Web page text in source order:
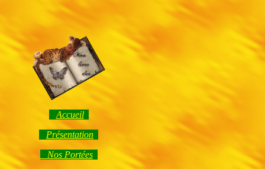
Accueil
Présentation
Nos Portées